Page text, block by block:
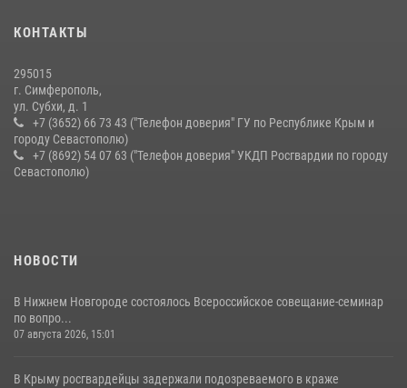
серию правонарушений в Севастополе
КОНТАКТЫ
295015
г. Симферополь,
ул. Субхи, д. 1
+7 (3652) 66 73 43 ("Телефон доверия" ГУ по Республике Крым и
городу Севастополю)
+7 (8692) 54 07 63 ("Телефон доверия" УКДП Росгвардии по городу
Севастополю)
НОВОСТИ
В Нижнем Новгороде состоялось Всероссийское совещание-семинар
по вопро...
07 августа 2026, 15:01
В Крыму росгвардейцы задержали подозреваемого в краже